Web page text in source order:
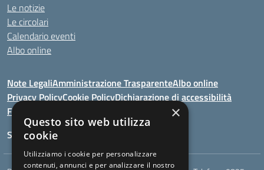
Le notizie
Le circolari
Calendario eventi
Albo online
Note LegaliAmministrazione TrasparenteAlbo online
Privacy PolicyCookie PolicyDichiarazione di accessibilità
Feedback
Seguici su:
×
Questo sito web utilizza
cookie
Utilizziamo i cookie per personalizzare
contenuti, annunci e per analizzare il nostro